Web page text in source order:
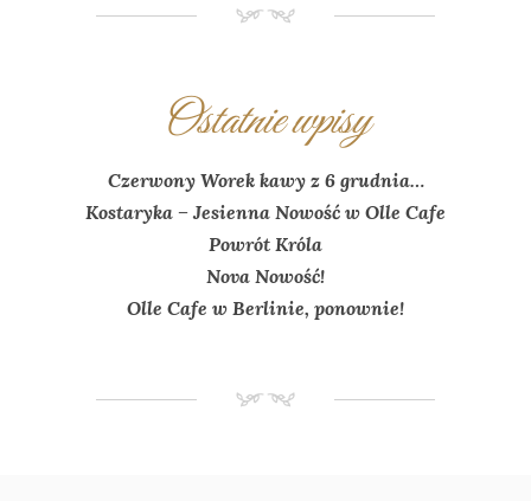
NM
Ostatnie wpisy
Czerwony Worek kawy z 6 grudnia…
Kostaryka – Jesienna Nowość w Olle Cafe
Powrót Króla
Nova Nowość!
Olle Cafe w Berlinie, ponownie!
NM